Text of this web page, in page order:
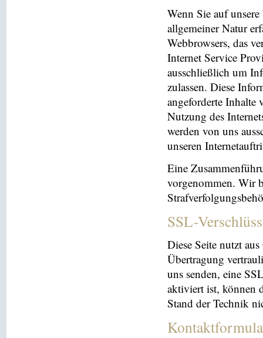
Wenn Sie auf
allgemeiner Natur
Webbrowsers, das
Internet Service
ausschließlich um
zulassen. Diese
angeforderte Inhalte
Nutzung des
werden von uns
unseren
Eine
vorgenommen. Wir
SSL-
Diese Seite nutzt
Übertragung
uns senden, eine
aktiviert ist, können
Stand der Technik